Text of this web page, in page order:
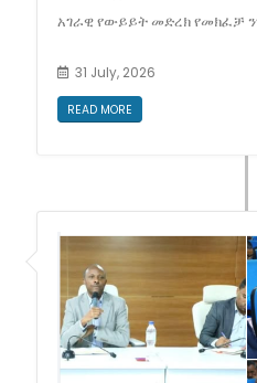
አገራዊ የውይይት መድረክ የመክፈቻ
31 July, 2026
READ MORE